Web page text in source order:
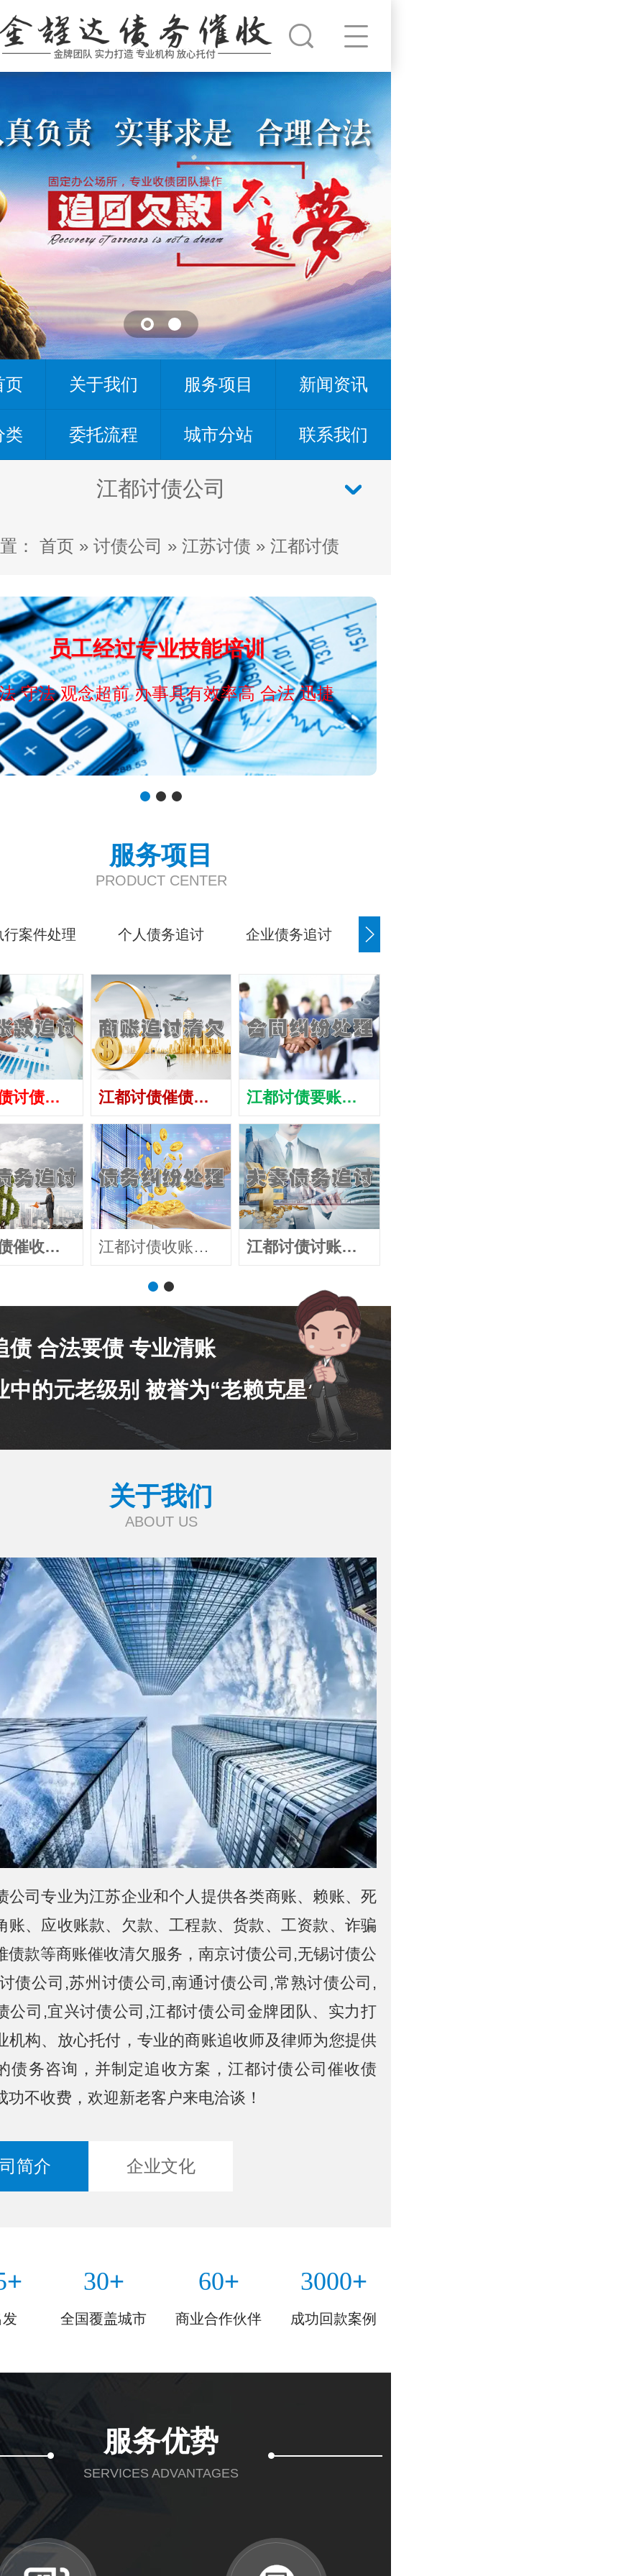
页 关于我们 服务项目 新闻资讯
类 委托流程 城市分站 联系我们
江都讨债公司
： 首页 » 讨债公司 » 江苏讨债 » 江都讨债
员工经过专业技能培训
守法 观念超前 办事具有效率高 合法 迅捷
服务项目
PRODUCT CENTER
行案件处理 个人债务追讨 企业债务追讨 商账追讨清欠
江都讨债讨债公司
江都讨债催收公司
江都讨债催债公司
江都讨债收账公司
江都讨债要账公司
江都讨债讨账公司
债 合法要债 专业清账
中的元老级别 被誉为“老赖克星”
关于我们
ABOUT US
公司专业为江苏企业和个人提供各类商账、赖账、死
账、应收账款、欠款、工程款、货款、工资款、诈骗
债款等商账催收清欠服务，南京讨债公司,无锡讨债公
债公司,苏州讨债公司,南通讨债公司,常熟讨债公司,
公司,宜兴讨债公司,江都讨债公司金牌团队、实力打
机构、放心托付，专业的商账追收师及律师为您提供
债务咨询，并制定追收方案，江都讨债公司催收债
功不收费，欢迎新老客户来电洽谈！
简介 企业文化
+
发
30+
全国覆盖城市
60+
商业合作伙伴
3000+
成功回款案例
服务优势
SERVICES ADVANTAGES